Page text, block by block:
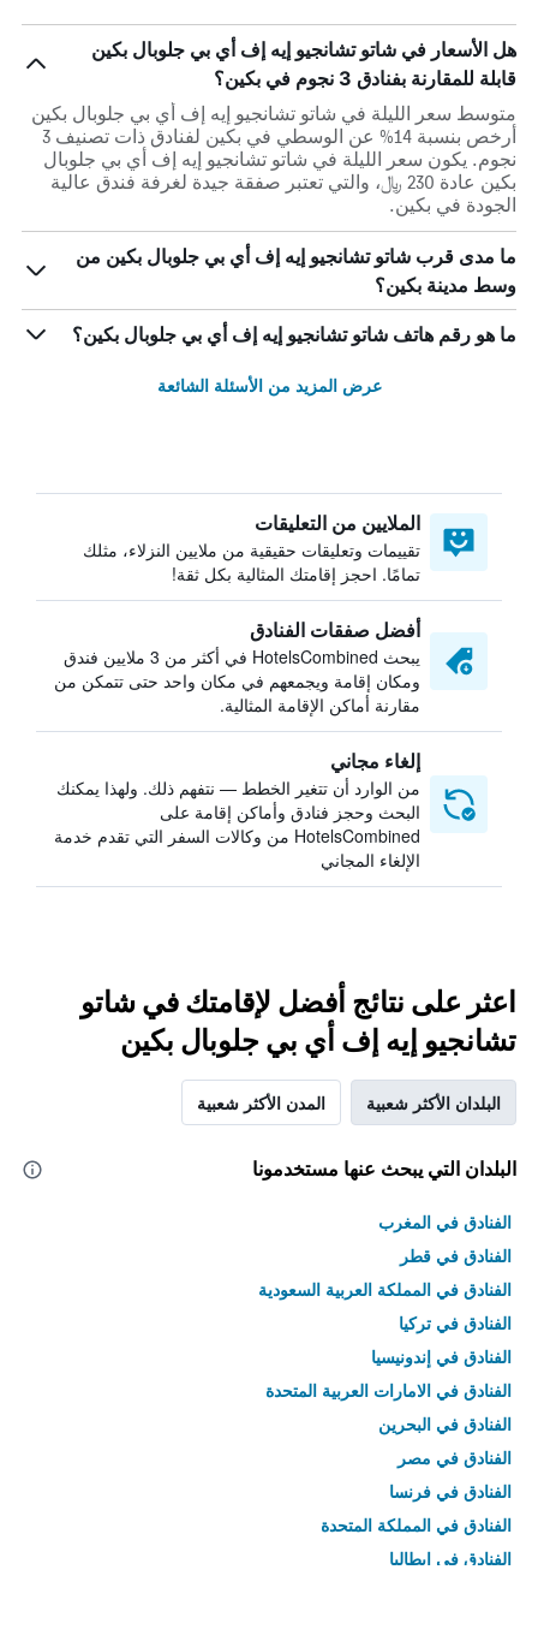
هل الأسعار في شاتو تشانجيو إيه إف أي بي جلوبال بكين
قابلة للمقارنة بفنادق 3 نجوم في بكين؟
متوسط سعر الليلة في شاتو تشانجيو إيه إف أي بي جلوبال بكين
أرخص بنسبة 14% عن الوسطي في بكين لفنادق ذات تصنيف 3
نجوم. يكون سعر الليلة في شاتو تشانجيو إيه إف أي بي جلوبال
بكين عادة 230 ﷼، والتي تعتبر صفقة جيدة لغرفة فندق عالية
الجودة في بكين.
ما مدى قرب شاتو تشانجيو إيه إف أي بي جلوبال بكين من
وسط مدينة بكين؟
ما هو رقم هاتف شاتو تشانجيو إيه إف أي بي جلوبال بكين؟
عرض المزيد من الأسئلة الشائعة
الملايين من التعليقات
تقييمات وتعليقات حقيقية من ملايين النزلاء، مثلك
تمامًا. احجز إقامتك المثالية بكل ثقة!
أفضل صفقات الفنادق
يبحث HotelsCombined في أكثر من 3 ملايين فندق
ومكان إقامة ويجمعهم في مكان واحد حتى تتمكن من
مقارنة أماكن الإقامة المثالية.
إلغاء مجاني
من الوارد أن تتغير الخطط — نتفهم ذلك. ولهذا يمكنك
البحث وحجز فنادق وأماكن إقامة على
HotelsCombined من وكالات السفر التي تقدم خدمة
الإلغاء المجاني
اعثر على نتائج أفضل لإقامتك في شاتو
تشانجيو إيه إف أي بي جلوبال بكين
البلدان الأكثر شعبية المدن الأكثر شعبية
البلدان التي يبحث عنها مستخدمونا
الفنادق في المغرب
الفنادق في قطر
الفنادق في المملكة العربية السعودية
الفنادق في تركيا
الفنادق في إندونيسيا
الفنادق في الامارات العربية المتحدة
الفنادق في البحرين
الفنادق في مصر
الفنادق في فرنسا
الفنادق في المملكة المتحدة
الفنادق في إيطاليا